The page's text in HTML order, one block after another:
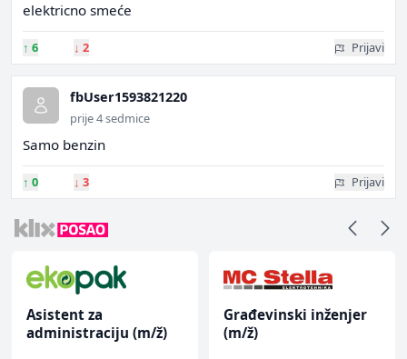
elektricno smeće
↑ 6 ↓ 2 Prijavi
fbUser1593821220
prije 4 sedmice
Samo benzin
↑ 0 ↓ 3 Prijavi
Asistent za
administraciju (m/ž)
Građevinski inženjer
(m/ž)